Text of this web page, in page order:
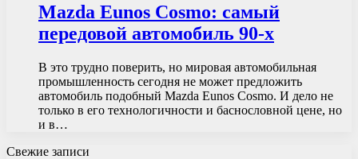
Mazda Eunos Cosmo: самый
передовой автомобиль 90-х
В это трудно поверить, но мировая автомобильная
промышленность сегодня не может предложить
автомобиль подобный Mazda Eunos Cosmo. И дело не
только в его технологичности и баснословной цене, но
и в…
Свежие записи